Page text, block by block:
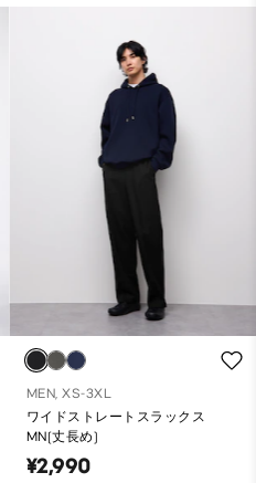
MEN, XS-3XL
ワイドストレートスラックス
MN(丈長め)
¥2,990